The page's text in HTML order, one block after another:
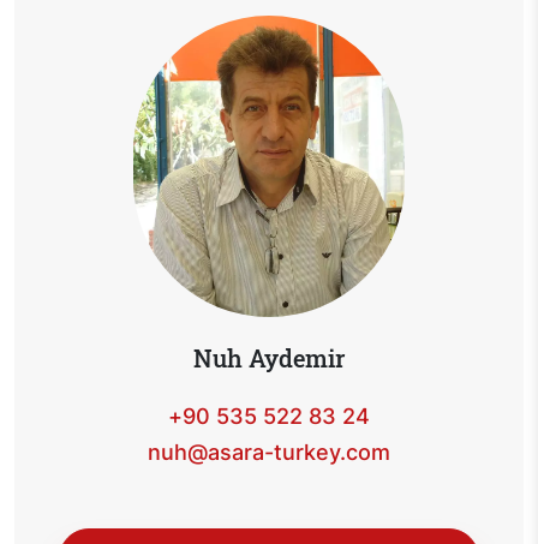
Nuh Aydemir
+90 535 522 83 24
nuh@asara-turkey.com